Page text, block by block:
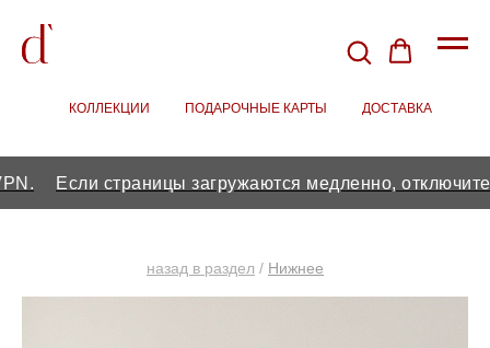
КОЛЛЕКЦИИ ПОДАРОЧНЫЕ КАРТЫ ДОСТАВКА
страницы загружаются медленно, отключите VPN.
назад в раздел / Нижнее